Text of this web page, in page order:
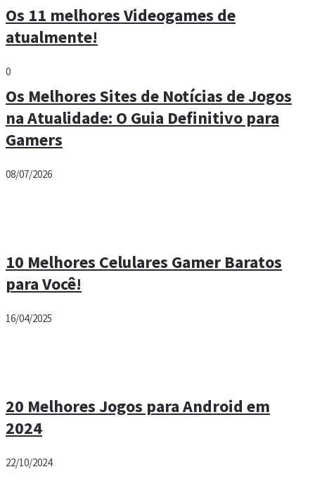
Os 11 melhores Videogames de
atualmente!
0
Os Melhores Sites de Notícias de Jogos
na Atualidade: O Guia Definitivo para
Gamers
08/07/2026
10 Melhores Celulares Gamer Baratos
para Você!
16/04/2025
20 Melhores Jogos para Android em
2024
22/10/2024